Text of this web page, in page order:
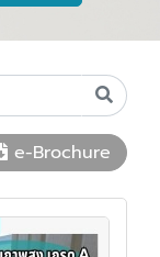
e-Brochure